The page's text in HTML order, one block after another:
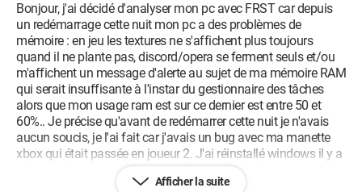
Bonjour, j'ai décidé d'analyser mon pc avec FRST car depuis
un redémarrage cette nuit mon pc a des problèmes de
mémoire : en jeu les textures ne s'affichent plus toujours
quand il ne plante pas, discord/opera se ferment seuls et/ou
m'affichent un message d'alerte au sujet de ma mémoire RAM
qui serait insuffisante à l'instar du gestionnaire des tâches
alors que mon usage ram est sur ce dernier est entre 50 et
60%.. Je précise qu'avant de redémarrer cette nuit je n'avais
aucun soucis, je l'ai fait car j'avais un bug avec ma manette
xbox qui était passée en joueur 2. J'ai réinstallé windows il y a
très peu de temps après un soucis au niveau du
Afficher la suite